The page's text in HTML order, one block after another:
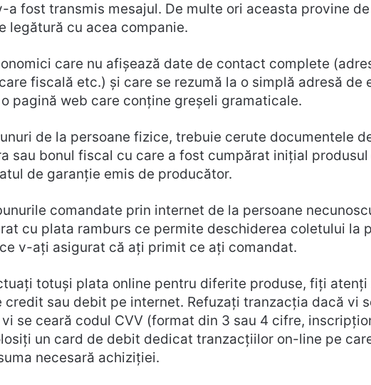
a fost transmis mesajul. De multe ori aceasta provine
legătură cu acea companie.
care nu afișează date de contact complete
fiscală etc.) şi care se rezumă la o simplă adresă de
pagină web care conține greșeli gramaticale.
de la persoane fizice, trebuie cerute documentele
sau bonul fiscal cu care a fost cumpărat iniţial produsul
de garanție emis de producător.
comandate prin internet de la persoane
cu plata ramburs ce permite deschiderea coletului la
v-aţi asigurat că aţi primit ce aţi comandat.
totuşi plata online pentru diferite produse, fiţi
sau debit pe internet. Refuzaţi tranzacţia dacă vi
vi se ceară codul CVV (format din 3 sau 4 cifre,
un card de debit dedicat tranzacţiilor on-line pe
necesară achiziţiei.